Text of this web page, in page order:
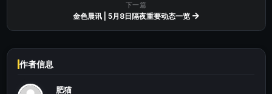
下一篇
金色晨讯 | 5月8日隔夜重要动态一览
作者信息
肥猫